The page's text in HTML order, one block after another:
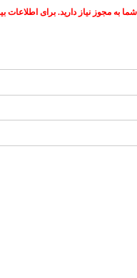
به مجوز نیاز دارید. برای